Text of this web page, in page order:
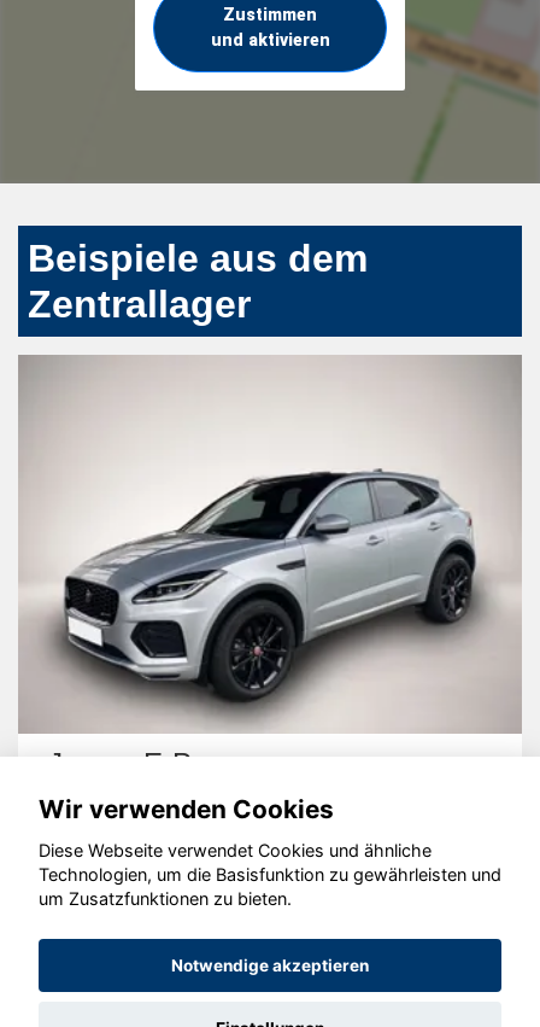
Zustimmen
und aktivieren
Beispiele aus dem
Zentrallager
Jaguar E-Pace
© konjunkturmotor.de GmbH 2020 - 2026
Wir verwenden Cookies
Diese Webseite verwendet Cookies und ähnliche
Technologien, um die Basisfunktion zu gewährleisten und
um Zusatzfunktionen zu bieten.
Notwendige akzeptieren